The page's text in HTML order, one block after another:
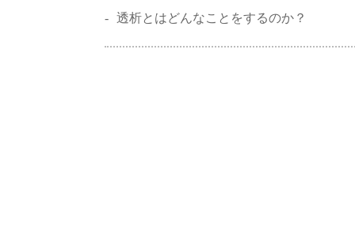
透析とはどんなことをするのか？